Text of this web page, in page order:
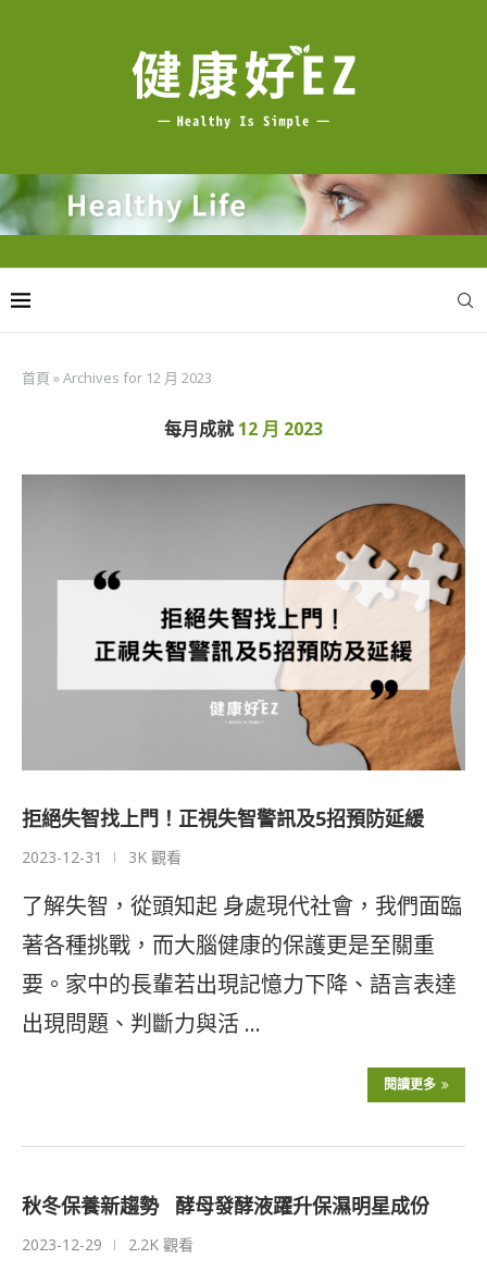
首頁 »Archives for 12 月 2023
每月成就12 月 2023
拒絕失智找上門！正視失智警訊及5招預防延緩
2023-12-31 3K 觀看
了解失智，從頭知起 身處現代社會，我們面臨
著各種挑戰，而大腦健康的保護更是至關重
要。家中的長輩若出現記憶力下降、語言表達
出現問題、判斷力與活 …
閱讀更多
秋冬保養新趨勢 酵母發酵液躍升保濕明星成份
2023-12-29 2.2K 觀看